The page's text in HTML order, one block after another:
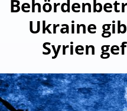
Ukraine
Syrien